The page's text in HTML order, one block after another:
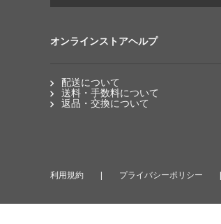
オンラインストアヘルプ
配送について
送料・手数料について
返品・交換について
利用規約 プライバシーポリシー